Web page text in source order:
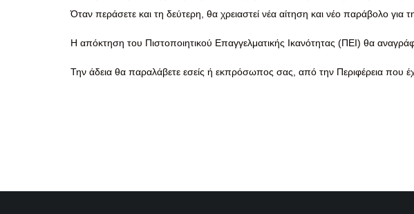
Όταν περάσετε και τη δεύτερη, θα χρειαστεί νέα αίτηση και νέο παράβολο για
Η απόκτηση του Πιστοποιητικού Επαγγελματικής Ικανότητας (ΠΕΙ) θα
Την άδεια θα παραλάβετε εσείς ή εκπρόσωπος σας, από την Περιφέρεια που